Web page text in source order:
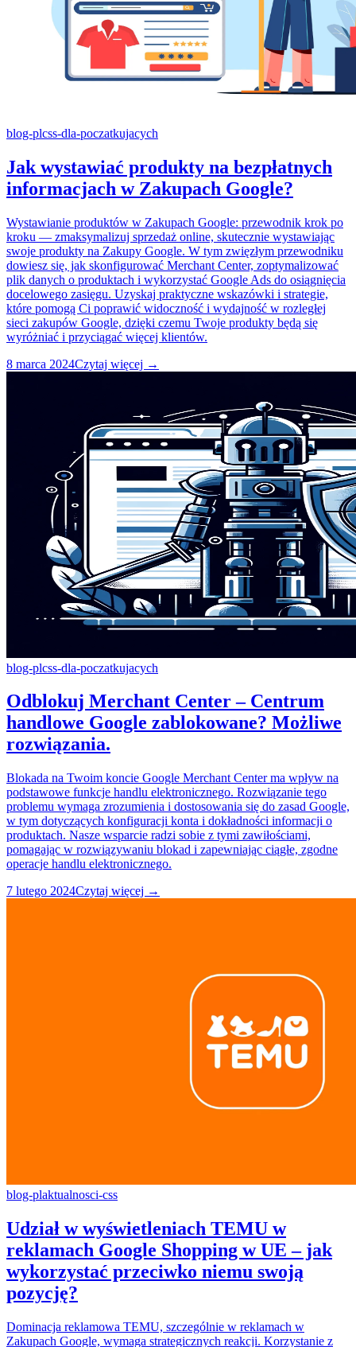
blog-plcss-dla-poczatkujacych
Jak wystawiać produkty na bezpłatnych
informacjach w Zakupach Google?
Wystawianie produktów w Zakupach Google: przewodnik krok po
kroku — zmaksymalizuj sprzedaż online, skutecznie wystawiając
swoje produkty na Zakupy Google. W tym zwięzłym przewodniku
dowiesz się, jak skonfigurować Merchant Center, zoptymalizować
plik danych o produktach i wykorzystać Google Ads do osiągnięcia
docelowego zasięgu. Uzyskaj praktyczne wskazówki i strategie,
które pomogą Ci poprawić widoczność i wydajność w rozległej
sieci zakupów Google, dzięki czemu Twoje produkty będą się
wyróżniać i przyciągać więcej klientów.
8 marca 2024Czytaj więcej →
blog-plcss-dla-poczatkujacych
Odblokuj Merchant Center – Centrum
handlowe Google zablokowane? Możliwe
rozwiązania.
Blokada na Twoim koncie Google Merchant Center ma wpływ na
podstawowe funkcje handlu elektronicznego. Rozwiązanie tego
problemu wymaga zrozumienia i dostosowania się do zasad Google,
w tym dotyczących konfiguracji konta i dokładności informacji o
produktach. Nasze wsparcie radzi sobie z tymi zawiłościami,
pomagając w rozwiązywaniu blokad i zapewniając ciągłe, zgodne
operacje handlu elektronicznego.
7 lutego 2024Czytaj więcej →
blog-plaktualnosci-css
Udział w wyświetleniach TEMU w
reklamach Google Shopping w UE – jak
wykorzystać przeciwko niemu swoją
pozycję?
Dominacja reklamowa TEMU, szczególnie w reklamach w
Zakupach Google, wymaga strategicznych reakcji. Korzystanie z